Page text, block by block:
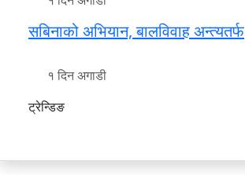
सबिनाको अभियान, बालविवाह अन्त्यतर्फ
१ दिन अगाडी
ट्रेन्डिङ